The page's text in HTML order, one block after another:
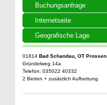
Buchungsanfrage
Internetseite
Geografische Lage
01814 Bad Schandau, OT Prossen
Gründelweg 14a
Telefon: 035022 40332
2 Betten + zusätzlich Aufbettung